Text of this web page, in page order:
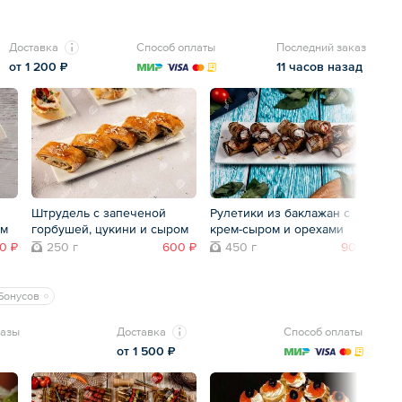
Доставка
от 1 200 ₽
Способ оплаты Последний заказ
11 часов назад
₽
Штрудель с запеченой
горбушей, цукини и сыром
250 г
600 ₽
Рулетики из баклажан с
крем-сыром и орехами
450 г
900 ₽
Доставка
от 1 500 ₽
Способ оплаты